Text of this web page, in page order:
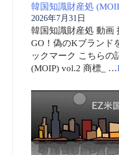
韓国知識財産処
2026年7月31日
韓国知識財産処 動画
GO！偽のKブランド
ックマーク こちらの
(MOIP) vol.2 商標_ …